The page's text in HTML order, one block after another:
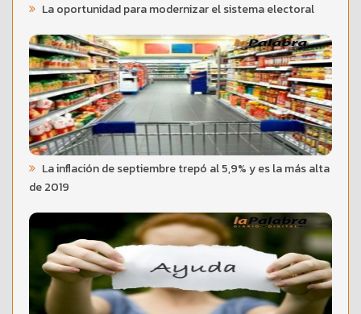
La oportunidad para modernizar el sistema electoral
La inflación de septiembre trepó al 5,9% y es la más alta
de 2019